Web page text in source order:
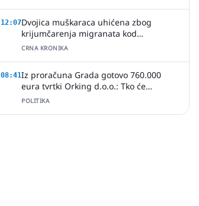
12:07Dvojica muškaraca uhićena zbog
krijumčarenja migranata kod
Slavonskog Šamca
CRNA KRONIKA
08:41Iz proračuna Grada gotovo 760.000
eura tvrtki Orking d.o.o.: Tko će
provjeriti način ugovaranja poslova?
POLITIKA